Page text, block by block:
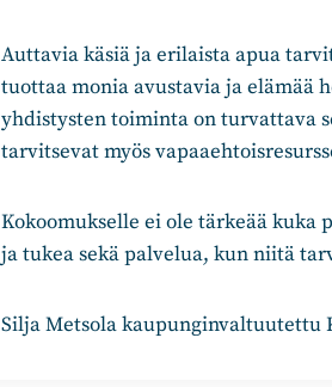
Auttavia käsiä ja erilaista apua
tuottaa monia avustavia ja
yhdistysten toiminta on turvattava
tarvitsevat myös
Kokoomukselle ei ole tärkeää
ja tukea sekä palvelua, kun niitä
Silja Metsola kaupunginvaltuutettu